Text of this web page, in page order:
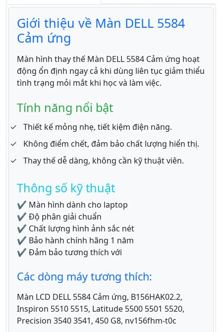
Giới thiệu về Màn DELL 5584
Cảm ứng
Màn hình thay thế Màn DELL 5584 Cảm ứng hoạt
động ổn định ngay cả khi dùng liên tục giảm thiểu
tình trạng mỏi mắt khi học và làm việc.
Tính năng nổi bật
Thiết kế mỏng nhẹ, tiết kiệm điện năng.
Không điểm chết, đảm bảo chất lượng hiển thị.
Thay thế dễ dàng, không cần kỹ thuật viên.
Thông số kỹ thuật
✔ Màn hình dành cho laptop
✔ Độ phân giải chuẩn
✔ Chất lượng hình ảnh sắc nét
✔ Bảo hành chính hãng 1 năm
✔ Đảm bảo tương thích với
Các dòng máy tương thích:
Màn LCD DELL 5584 Cảm ứng, B156HAK02.2,
Inspiron 5510 5515, Latitude 5500 5501 5520,
Precision 3540 3541, 450 G8, nv156fhm-t0c